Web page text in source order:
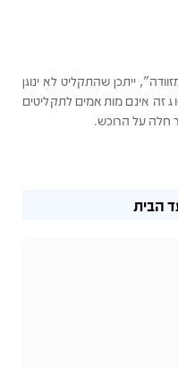
ייתכן שהתקליט לא ינוגן
זה אינם מותאמים לתקליטים
חלה על הרוכש.
הבית